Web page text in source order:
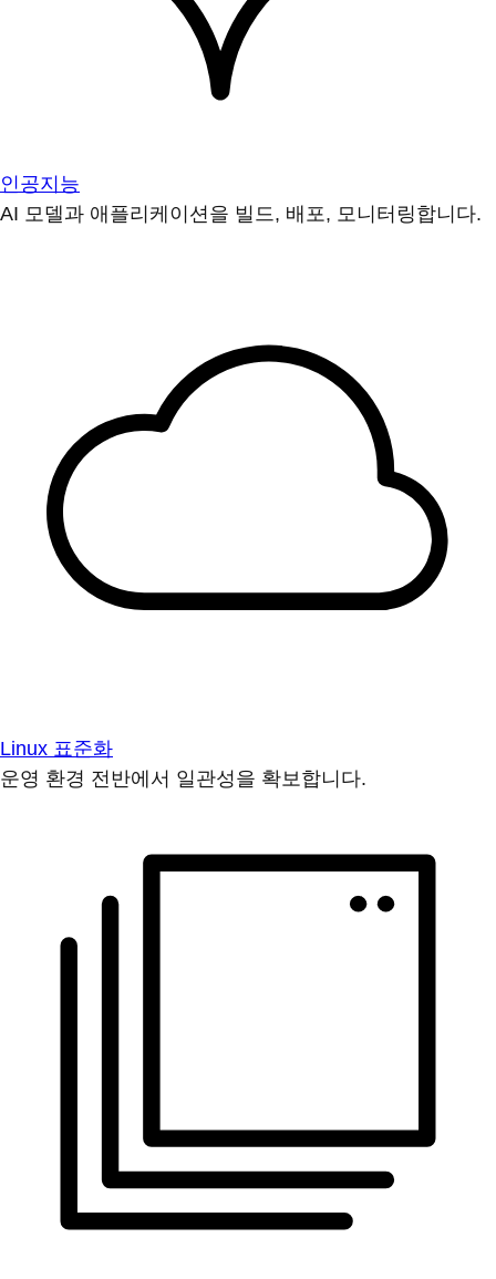
인공지능
AI 모델과 애플리케이션을 빌드, 배포, 모니터링합니다.
Linux 표준화
운영 환경 전반에서 일관성을 확보합니다.